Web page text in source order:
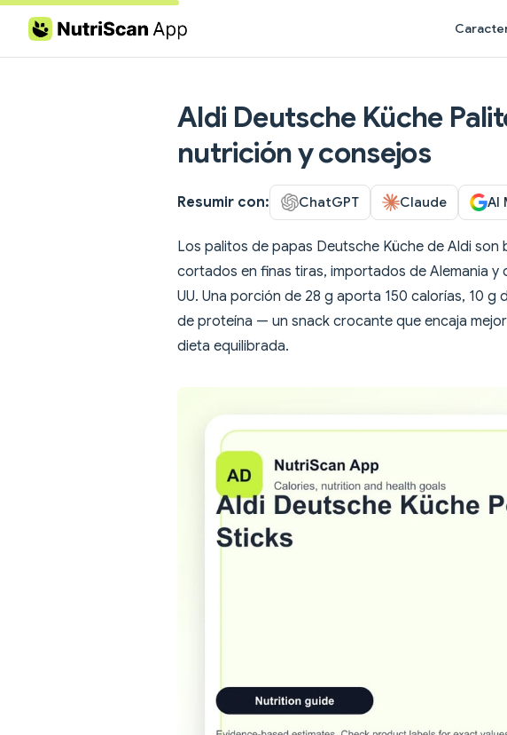
Skip to content
Aldi Deutsche Küche
nutrición y consejos
Resumir con: ChatGPT Claude AI
Los palitos de papas Deutsche Küche de Aldi
cortados en finas tiras, importados de Alemania y
UU. Una porción de 28 g aporta 150 calorías, 10
de proteína — un snack crocante que encaja
dieta equilibrada.